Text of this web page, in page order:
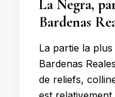
La Negra,
Bardenas
La partie la
Bardenas
de reliefs,